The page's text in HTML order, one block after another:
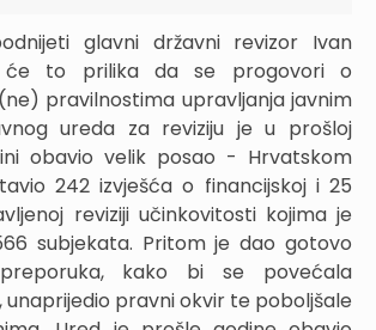
glavni državni revizor Ivan
to prilika da se progovori o
pravilnostima upravljanja javnim
ureda za reviziju je u prošloj
obavio velik posao - Hrvatskom
242 izvješća o financijskoj i 25
reviziji učinkovitosti kojima je
subjekata. Pritom je dao gotovo
kako bi se povećala
pravni okvir te poboljšale